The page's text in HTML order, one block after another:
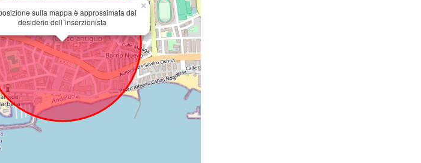
sulla mappa è approssimata dal
desiderio dell´inserzionista
×